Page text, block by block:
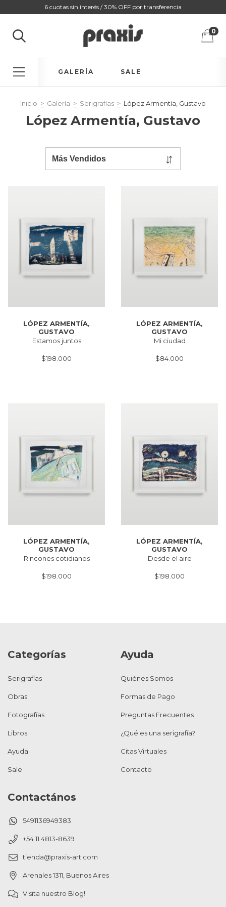
6 cuotas sin interés / 30% OFF por transferencia
0
GALERÍA SALE
Inicio > Galería > Serigrafías > López Armentía, Gustavo
López Armentía, Gustavo
LÓPEZ ARMENTÍA,
GUSTAVO
Estamos juntos
$198.000
LÓPEZ ARMENTÍA,
GUSTAVO
Mi ciudad
$84.000
LÓPEZ ARMENTÍA,
GUSTAVO
Rincones cotidianos
$198.000
LÓPEZ ARMENTÍA,
GUSTAVO
Desde el aire
$198.000
Categorías
Serigrafías
Obras
Fotografías
Libros
Ayuda
Sale
Ayuda
Quiénes Somos
Formas de Pago
Preguntas Frecuentes
¿Qué es una serigrafía?
Citas Virtuales
Contacto
Contactános
5491136949383
+54 11 4813-8639
tienda@praxis-art.com
Arenales 1311, Buenos Aires
Visita nuestro Blog!